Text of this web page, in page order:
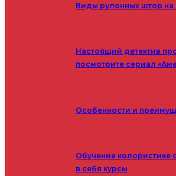
Виды рулонных штор на
Настоящий детектив
посмотрите сериал
Особенности и
Обучение колористике
в себя курсы